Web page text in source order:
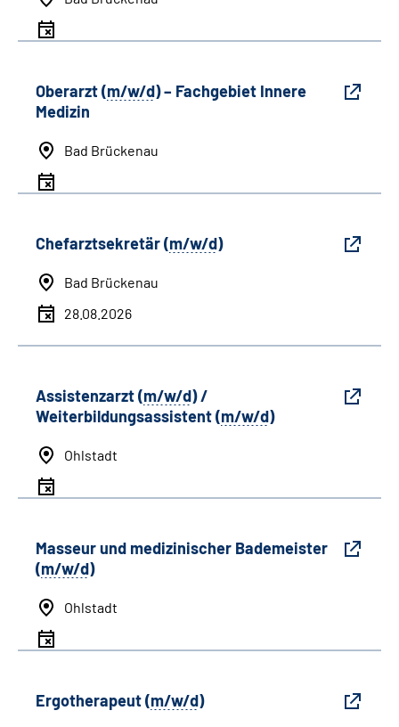
Oberarzt (m/w/d) – Fachgebiet Innere
Medizin
Bad Brückenau
Chefarztsekretär (m/w/d)
Bad Brückenau
28.08.2026
Assistenzarzt (m/w/d) /
Weiterbildungsassistent (m/w/d)
Ohlstadt
Masseur und medizinischer Bademeister
(m/w/d)
Ohlstadt
Ergotherapeut (m/w/d)